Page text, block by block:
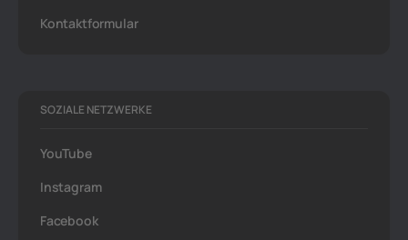
Kontaktformular
SOZIALE NETZWERKE
YouTube
Instagram
Facebook